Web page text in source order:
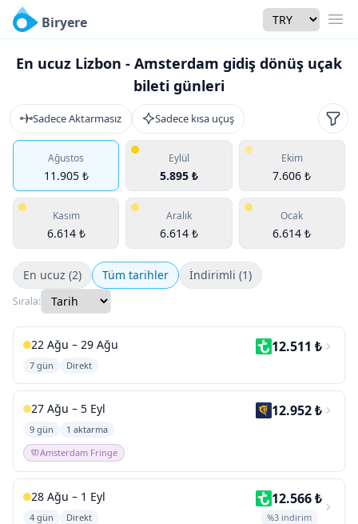
Biryere Currency
En ucuz Lizbon - Amsterdam gidiş dönüş uçak
bileti günleri
Sadece Aktarmasız Sadece kısa uçuş
Ağustos
11.905 ₺
Eylül
5.895 ₺
Ekim
7.606 ₺
Kasım
6.614 ₺
Aralık
6.614 ₺
Ocak
6.614 ₺
En ucuz (2) Tüm tarihler İndirimli (1)
Sırala:
22 Ağu – 29 Ağu
7 gün Direkt
12.511 ₺
27 Ağu – 5 Eyl
9 gün
1 aktarma
Amsterdam Fringe
12.952 ₺
28 Ağu – 1 Eyl
4 gün
Direkt
12.566 ₺
%3 indirim